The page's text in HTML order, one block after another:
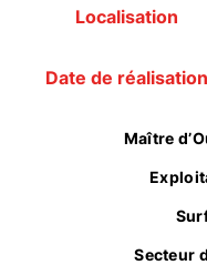
Localisation
Date de réalisation
Maître
Secteur